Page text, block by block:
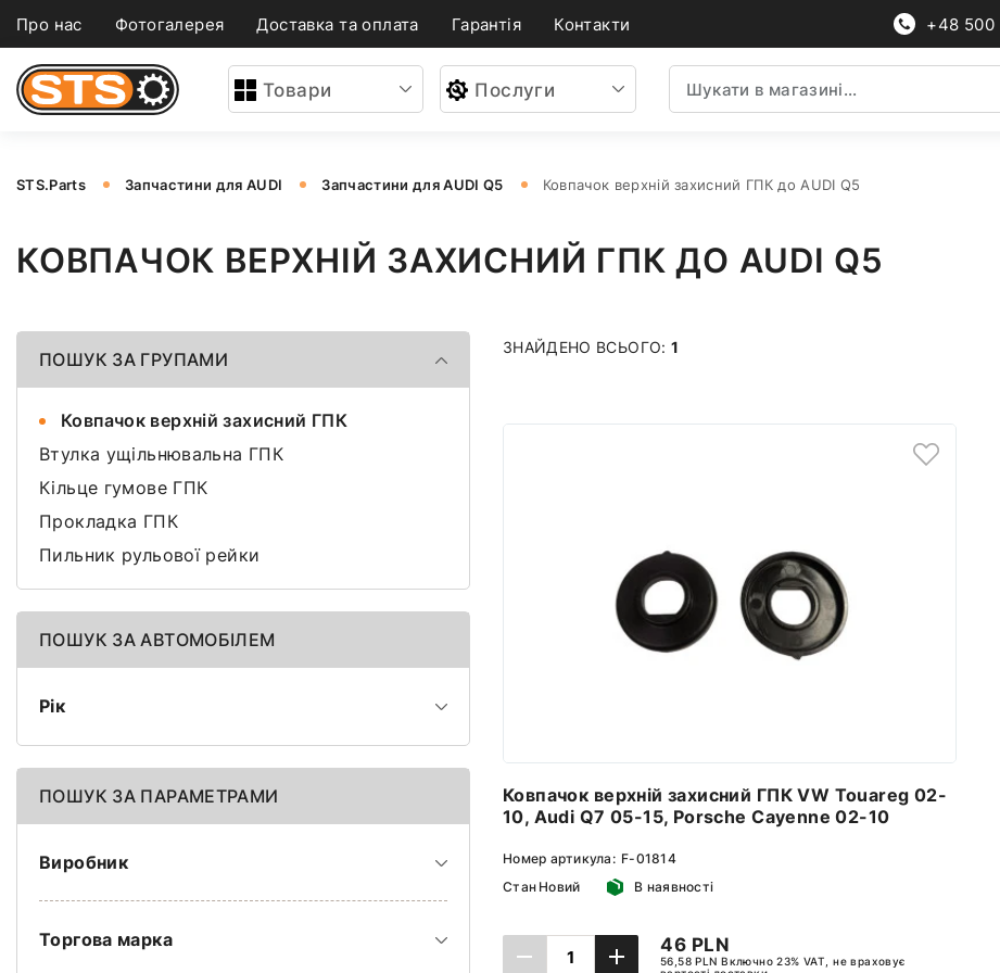
Про нас Фотогалерея Доставка та оплата Гарантія Контакти +48 500
Товари Послуги
STS.Parts Запчастини для AUDI Запчастини для AUDI Q5 Ковпачок верхній захисний ГПК до AUDI Q5
КОВПАЧОК ВЕРХНІЙ ЗАХИСНИЙ ГПК ДО AUDI Q5
ПОШУК ЗА ГРУПАМИ
Ковпачок верхній захисний ГПК
Втулка ущільнювальна ГПК
Кільце гумове ГПК
Прокладка ГПК
Пильник рульової рейки
ПОШУК ЗА АВТОМОБІЛЕМ
Рік
ПОШУК ЗА ПАРАМЕТРАМИ
Виробник
Торгова марка
ЗНАЙДЕНО ВСЬОГО: 1
Ковпачок верхній захисний ГПК VW Touareg 02-
10, Audi Q7 05-15, Porsche Cayenne 02-10
Номер артикула: F-01814
Стан Новий В наявності
46 PLN
56,58 PLN Включно 23% VAT, не враховує